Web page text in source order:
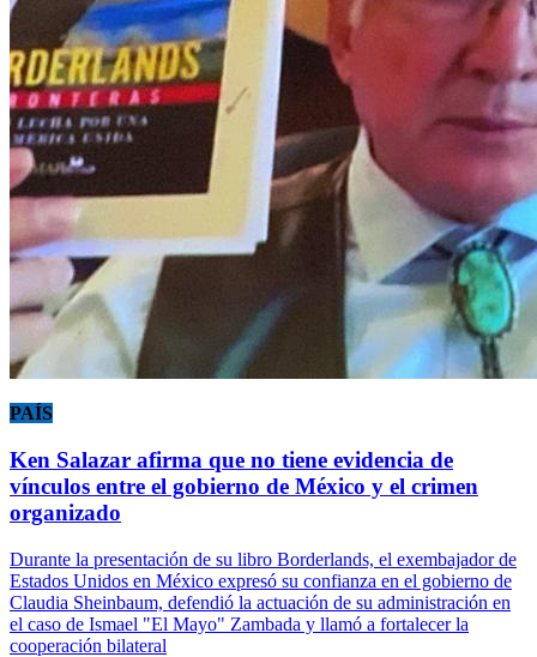
PAÍS
Ken Salazar afirma que no tiene evidencia de
vínculos entre el gobierno de México y el crimen
organizado
Durante la presentación de su libro Borderlands, el exembajador de
Estados Unidos en México expresó su confianza en el gobierno de
Claudia Sheinbaum, defendió la actuación de su administración en
el caso de Ismael "El Mayo" Zambada y llamó a fortalecer la
cooperación bilateral